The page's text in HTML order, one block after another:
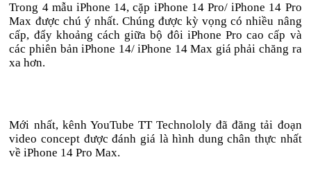
Trong 4 mẫu iPhone 14, cặp iPhone 14 Pro/ iPhone 14 Pro
Max được chú ý nhất. Chúng được kỳ vọng có nhiều nâng
cấp, đẩy khoảng cách giữa bộ đôi iPhone Pro cao cấp và
các phiên bản iPhone 14/ iPhone 14 Max giá phải chăng ra
xa hơn.
Mới nhất, kênh YouTube TT Technololy đã đăng tải đoạn
video concept được đánh giá là hình dung chân thực nhất
về iPhone 14 Pro Max.